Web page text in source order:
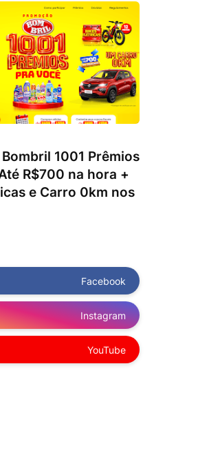
1001 Prêmios
R$700 na hora +
e Carro 0km nos
Facebook
Instagram
YouTube